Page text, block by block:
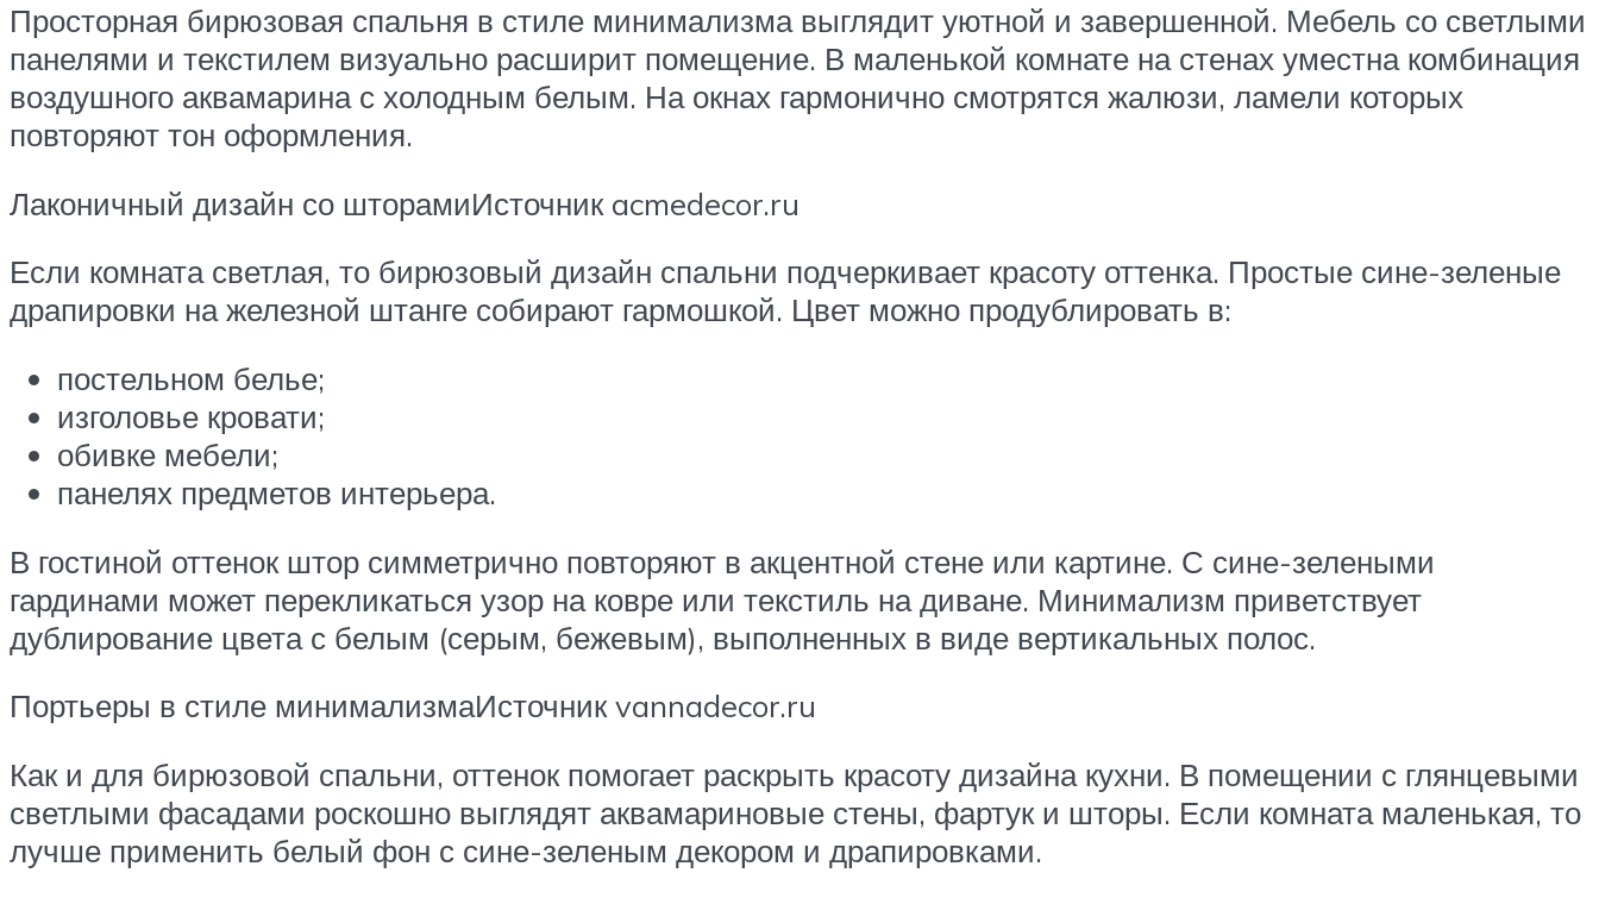
Просторная бирюзовая спальня в стиле минимализма выглядит уютной и завершенной. Мебель со светлыми
панелями и текстилем визуально расширит помещение. В маленькой комнате на стенах уместна комбинация
воздушного аквамарина с холодным белым. На окнах гармонично смотрятся жалюзи, ламели которых
повторяют тон оформления.
Лаконичный дизайн со шторамиИсточник acmedecor.ru
Если комната светлая, то бирюзовый дизайн спальни подчеркивает красоту оттенка. Простые сине-зеленые
драпировки на железной штанге собирают гармошкой. Цвет можно продублировать в:
постельном белье;
изголовье кровати;
обивке мебели;
панелях предметов интерьера.
В гостиной оттенок штор симметрично повторяют в акцентной стене или картине. С сине-зелеными
гардинами может перекликаться узор на ковре или текстиль на диване. Минимализм приветствует
дублирование цвета с белым (серым, бежевым), выполненных в виде вертикальных полос.
Портьеры в стиле минимализмаИсточник vannadecor.ru
Как и для бирюзовой спальни, оттенок помогает раскрыть красоту дизайна кухни. В помещении с глянцевыми
светлыми фасадами роскошно выглядят аквамариновые стены, фартук и шторы. Если комната маленькая, то
лучше применить белый фон с сине-зеленым декором и драпировками.